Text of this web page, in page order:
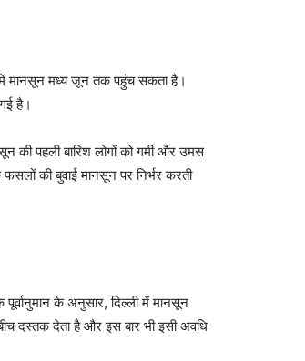
में मानसून मध्य जून तक पहुंच सकता है।
है।
पहली बारिश लोगों को गर्मी और उमस
की बुवाई मानसून पर निर्भर करती
पूर्वानुमान के अनुसार, दिल्ली में मानसून
दस्तक देता है और इस बार भी इसी अवधि